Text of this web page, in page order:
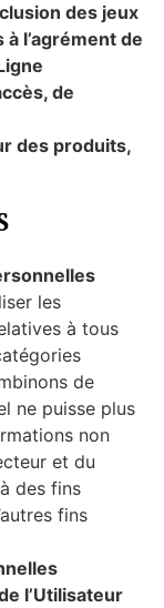
des jeux
l’agrément de
de
des produits,
les
à tous
de
ne puisse plus
non
et du
des fins
fins
l’Utilisateur